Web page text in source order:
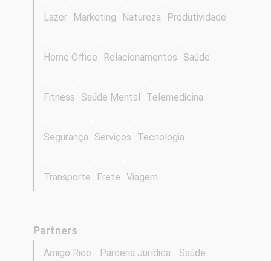
Lazer Marketing Natureza Produtividade
Home Office Relacionamentos Saúde
Fitness Saúde Mental Telemedicina
Segurança Serviços Tecnologia
Transporte Frete Viagem
Partners
Amigo Rico Parceria Jurídica Saúde